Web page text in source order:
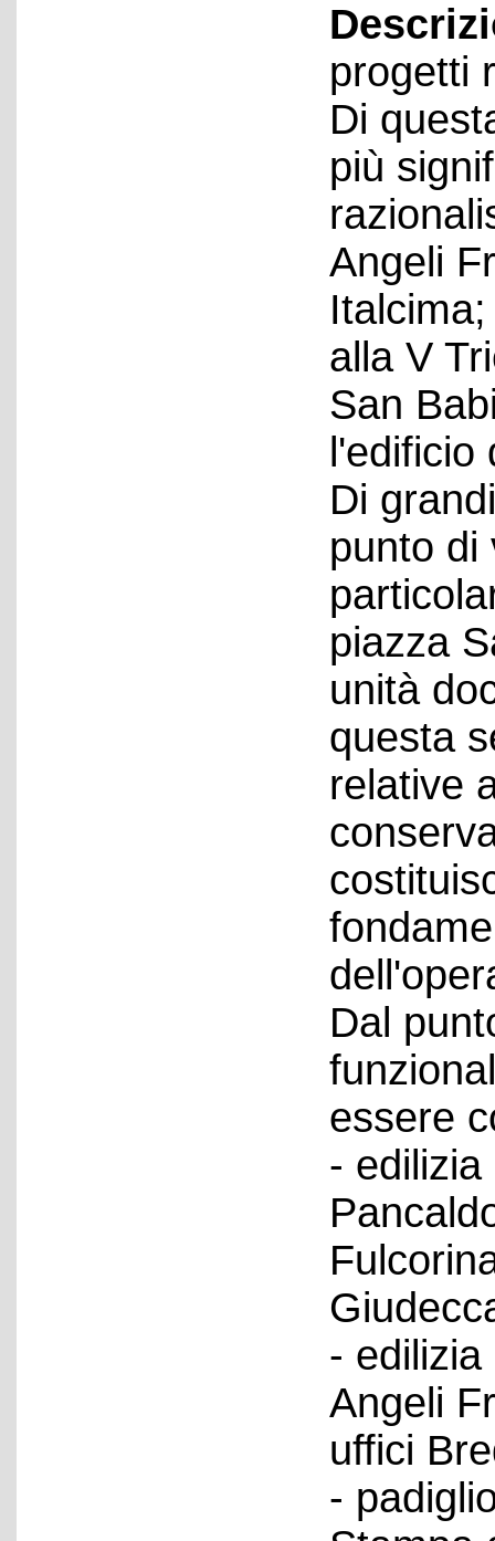
progetti
Di
più
Angeli
alla V
San
Di
punto di
piazza
unità
questa
relative
Dal
essere
-
-
Angeli
uffici
-